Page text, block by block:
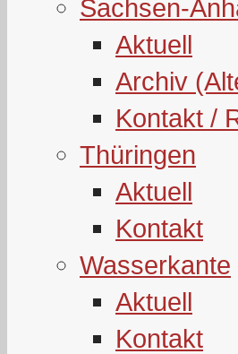
Sachsen-
Aktuell
Archiv
Kontakt /
Thüringen
Aktuell
Kontakt
Wasserkante
Aktuell
Kontakt